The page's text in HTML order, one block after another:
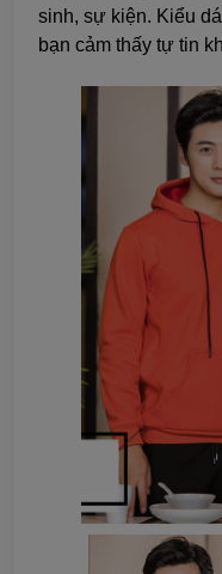
sinh, sự kiện. Kiểu
bạn cảm thấy tự tin